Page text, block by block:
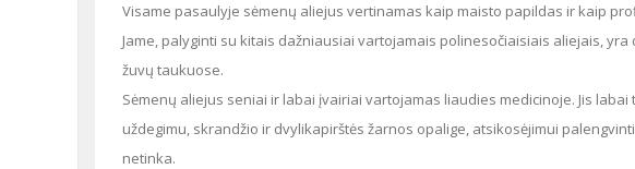
Visame pasaulyje sėmenų aliejus vertinamas kaip maisto papildas ir kaip profilaktikos priemonė nuo įvairių ligų ar negalavimų.
Jame, palyginti su kitais dažniausiai vartojamais polinesočiaisiais aliejais,
žuvų taukuose.
Sėmenų aliejus seniai ir labai įvairiai vartojamas liaudies medicinoje. Jis labai tinka sergantiesiems ateroskleroze, lėtiniu skrandžio
uždegimu, skrandžio ir dvylikapirštės žarnos opalige, atsikosėjimui
netinka.